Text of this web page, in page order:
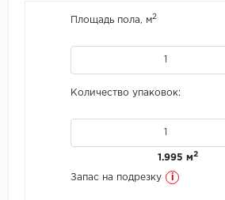
Площадь пола, м2
Количество упаковок:
1.995 м2
Запас на подрезку i